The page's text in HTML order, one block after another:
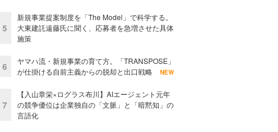
5
新規事業提案制度を「The Model」で科学する。
大東建託遠藤氏に聞く、応募者を急増させた具体
施策
6
ヤマハ流・新規事業の育て方。「TRANSPOSE」
が仕掛ける自前主義からの脱却と出口戦略
NEW
7
【入山章栄×ログラス布川】AIエージェント元年
の競争優位は企業独自の「文脈」と「暗黙知」の
言語化